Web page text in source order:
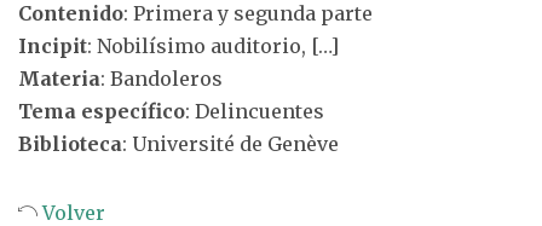
Contenido: Primera y segunda parte
Incipit: Nobilísimo auditorio, […]
Materia: Bandoleros
Tema específico: Delincuentes
Biblioteca: Université de Genève
Volver